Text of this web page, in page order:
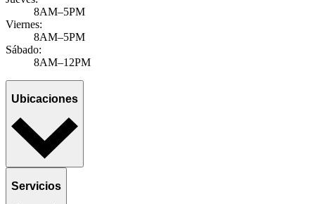
8AM–5PM
Viernes:
8AM–5PM
Sábado:
8AM–12PM
Ubicaciones
Servicios